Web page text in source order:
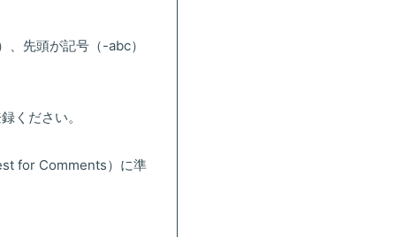
、先頭が記号（-abc）
録ください。
for Comments）に準